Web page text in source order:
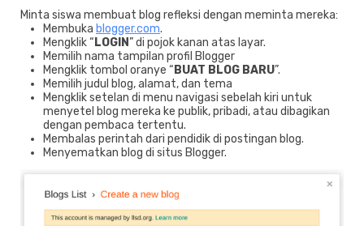
Minta siswa membuat blog refleksi dengan meminta mereka:
Membuka blogger.com.
Mengklik “ LOGIN” di pojok kanan atas layar.
Memilih nama tampilan profil Blogger
Mengklik tombol oranye “ BUAT BLOG BARU”.
Memilih judul blog, alamat, dan tema
Mengklik setelan di menu navigasi sebelah kiri untuk
menyetel blog mereka ke publik, pribadi, atau dibagikan
dengan pembaca tertentu.
Membalas perintah dari pendidik di postingan blog.
Menyematkan blog di situs Blogger.